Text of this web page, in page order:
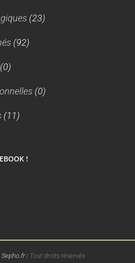
(23)
(92)
(0)
(0)
(11)
!
Sepho.fr| Tout droits réservés